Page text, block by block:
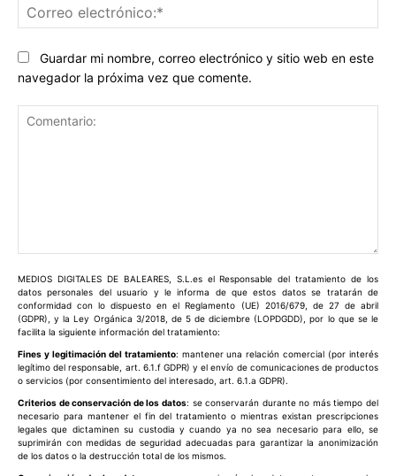
Guardar mi nombre, correo electrónico y sitio web en este
navegador la próxima vez que comente.
MEDIOS DIGITALES DE BALEARES, S.L.es el Responsable del tratamiento de los
datos personales del usuario y le informa de que estos datos se tratarán de
conformidad con lo dispuesto en el Reglamento (UE) 2016/679, de 27 de abril
(GDPR), y la Ley Orgánica 3/2018, de 5 de diciembre (LOPDGDD), por lo que se le
facilita la siguiente información del tratamiento:
Fines y legitimación del tratamiento: mantener una relación comercial (por interés
legítimo del responsable, art. 6.1.f GDPR) y el envío de comunicaciones de productos
o servicios (por consentimiento del interesado, art. 6.1.a GDPR).
Criterios de conservación de los datos: se conservarán durante no más tiempo del
necesario para mantener el fin del tratamiento o mientras existan prescripciones
legales que dictaminen su custodia y cuando ya no sea necesario para ello, se
suprimirán con medidas de seguridad adecuadas para garantizar la anonimización
de los datos o la destrucción total de los mismos.